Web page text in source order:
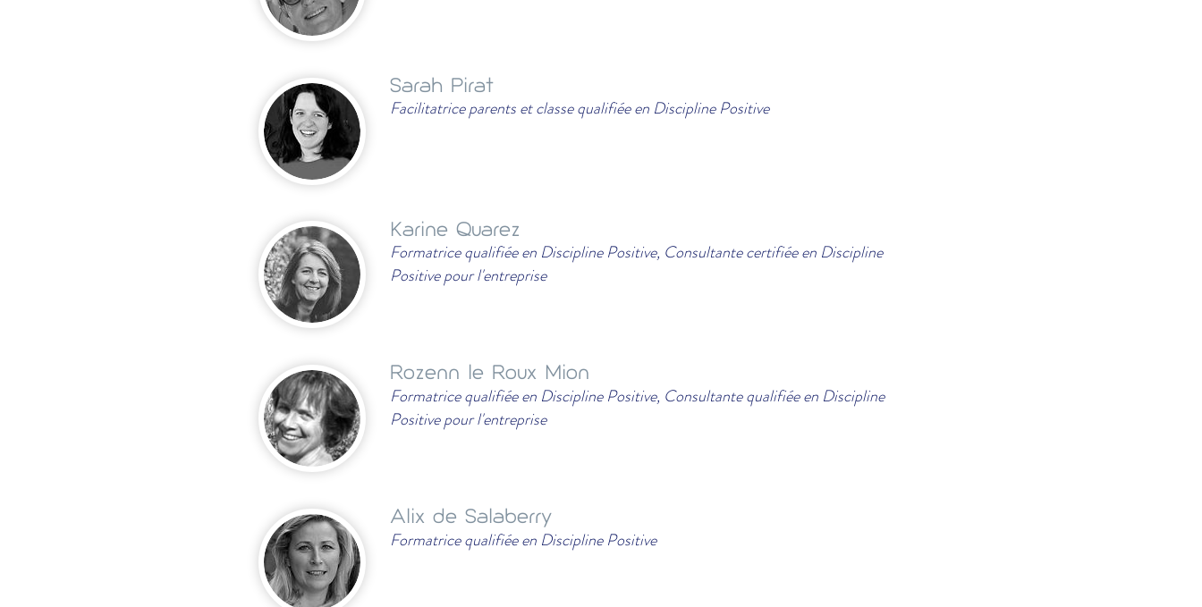
Sarah Pirat
Facilitatrice parents et classe qualifiée en Discipline Positive
Karine Quarez
Formatrice qualifiée en Discipline Positive, Consultante certifiée en Discipline
Positive pour l'entreprise
Rozenn le Roux Mion
Formatrice qualifiée en Discipline Positive, Consultante qualifiée en Discipline
Positive pour l'entreprise
Alix de Salaberry
Formatrice qualifiée en Discipline Positive